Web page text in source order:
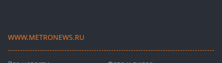
WWW.METRONEWS.RU